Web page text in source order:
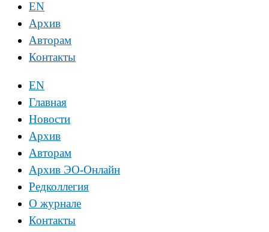
EN
Архив
Авторам
Контакты
EN
Главная
Новости
Архив
Авторам
Архив ЭО-Онлайн
Редколлегия
О журнале
Контакты